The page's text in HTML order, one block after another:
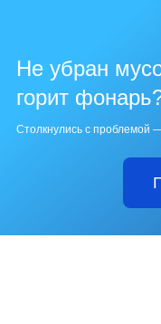
Не убран
горит
Столкнулись с проблемой